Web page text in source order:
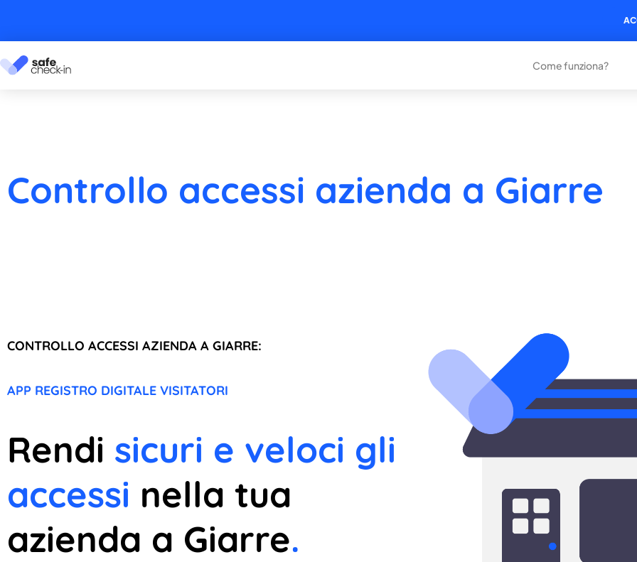
Come funziona?
Controllo accessi azienda a Giarre
CONTROLLO ACCESSI AZIENDA A GIARRE:
APP REGISTRO DIGITALE VISITATORI
Rendi sicuri e veloci gli
accessi nella tua
azienda a Giarre.